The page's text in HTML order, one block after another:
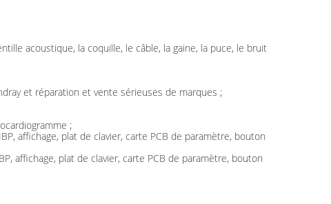
acoustique, la coquille, le câble, la gaine, la puce, le bruit
et réparation et vente sérieuses de marques ;
;
affichage, plat de clavier, carte PCB de paramètre, bouton
affichage, plat de clavier, carte PCB de paramètre, bouton